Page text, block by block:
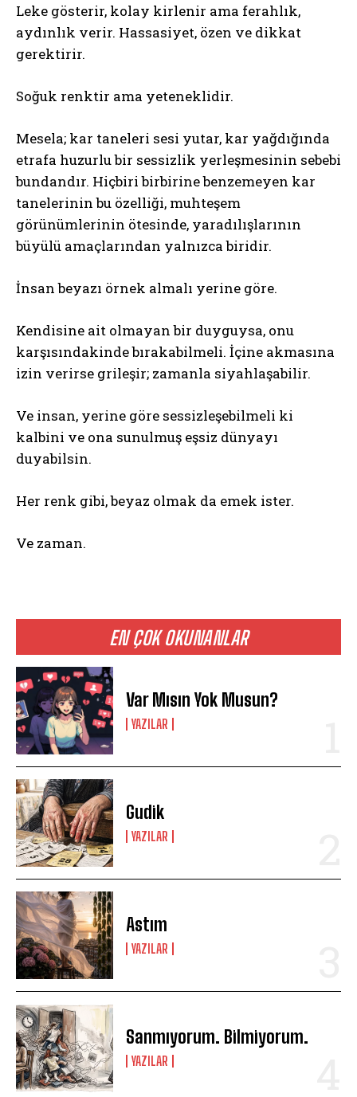
EN ÇOK OKUNANLAR
Var Mısın Yok Musun?
YAZILAR
Gudik
YAZILAR
Astım
YAZILAR
Sanmıyorum. Bilmiyorum.
YAZILAR
Leke gösterir, kolay kirlenir ama ferahlık,
aydınlık verir. Hassasiyet, özen ve dikkat
gerektirir.
Soğuk renktir ama yeteneklidir.
Mesela; kar taneleri sesi yutar, kar yağdığında
etrafa huzurlu bir sessizlik yerleşmesinin sebebi
bundandır. Hiçbiri birbirine benzemeyen kar
tanelerinin bu özelliği, muhteşem
görünümlerinin ötesinde, yaradılışlarının
büyülü amaçlarından yalnızca biridir.
İnsan beyazı örnek almalı yerine göre.
Kendisine ait olmayan bir duyguysa, onu
karşısındakinde bırakabilmeli. İçine akmasına
izin verirse grileşir; zamanla siyahlaşabilir.
Ve insan, yerine göre sessizleşebilmeli ki
kalbini ve ona sunulmuş eşsiz dünyayı
duyabilsin.
Her renk gibi, beyaz olmak da emek ister.
Ve zaman.